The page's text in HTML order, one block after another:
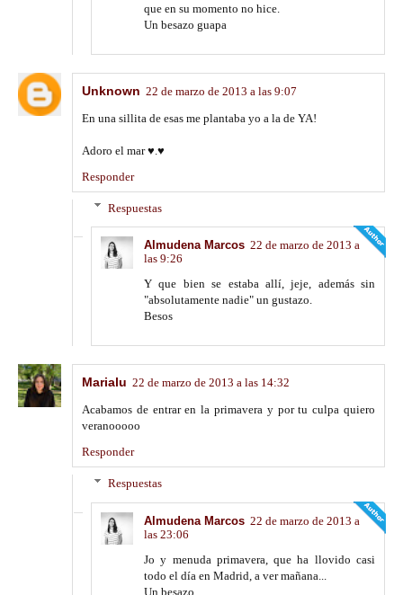
que en su momento no hice.
Un besazo guapa
Unknown 22 de marzo de 2013 a las 9:07
En una sillita de esas me plantaba yo a la de YA!
Adoro el mar ♥.♥
Responder
Respuestas
Almudena Marcos 22 de marzo de 2013 a
las 9:26
Y que bien se estaba allí, jeje, además sin
"absolutamente nadie" un gustazo.
Besos
Marialu 22 de marzo de 2013 a las 14:32
Acabamos de entrar en la primavera y por tu culpa quiero
veranooooo
Responder
Respuestas
Almudena Marcos 22 de marzo de 2013 a
las 23:06
Jo y menuda primavera, que ha llovido casi
todo el día en Madrid, a ver mañana...
Un besazo